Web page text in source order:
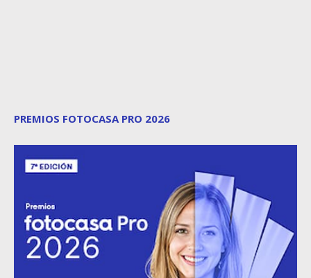
PREMIOS FOTOCASA PRO 2026